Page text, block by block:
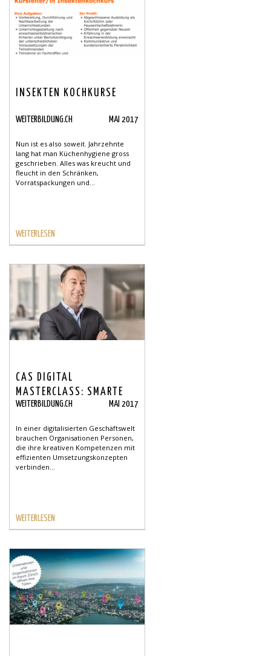
INSEKTEN KOCHKURSE
WEITERBILDUNG.CH MAI 2017
Nun ist es also soweit. Jahrzehnte
lang hat man Küchenhygiene gross
geschrieben. Alles was kreucht und
fleucht in den Schränken,
Vorratspackungen und...
WEITERLESEN
CAS DIGITAL
MASTERCLASS: SMARTE
DIGITALISIERUNG SOLID
WEITERBILDUNG.CH MAI 2017
In einer digitalisierten Geschäftswelt
brauchen Organisationen Personen,
die ihre kreativen Kompetenzen mit
effizienten Umsetzungskonzepten
verbinden...
WEITERLESEN